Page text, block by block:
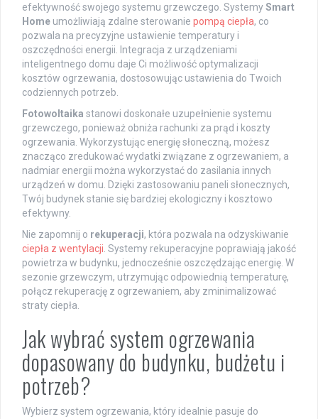
efektywność swojego systemu grzewczego. SystemySmart
Home umożliwiają zdalne sterowanie pompą ciepła, co
pozwala na precyzyjne ustawienie temperatury i
oszczędności energii. Integracja z urządzeniami
inteligentnego domu daje Ci możliwość optymalizacji
kosztów ogrzewania, dostosowując ustawienia do Twoich
codziennych potrzeb.
Fotowoltaika stanowi doskonałe uzupełnienie systemu
grzewczego, ponieważ obniża rachunki za prąd i koszty
ogrzewania. Wykorzystując energię słoneczną, możesz
znacząco zredukować wydatki związane z ogrzewaniem, a
nadmiar energii można wykorzystać do zasilania innych
urządzeń w domu. Dzięki zastosowaniu paneli słonecznych,
Twój budynek stanie się bardziej ekologiczny i kosztowo
efektywny.
Nie zapomnij o rekuperacji, która pozwala na odzyskiwanie
ciepła z wentylacji. Systemy rekuperacyjne poprawiają jakość
powietrza w budynku, jednocześnie oszczędzając energię. W
sezonie grzewczym, utrzymując odpowiednią temperaturę,
połącz rekuperację z ogrzewaniem, aby zminimalizować
straty ciepła.
Jak wybrać system ogrzewania
dopasowany do budynku, budżetu i
potrzeb?
Wybierz system ogrzewania, który idealnie pasuje do